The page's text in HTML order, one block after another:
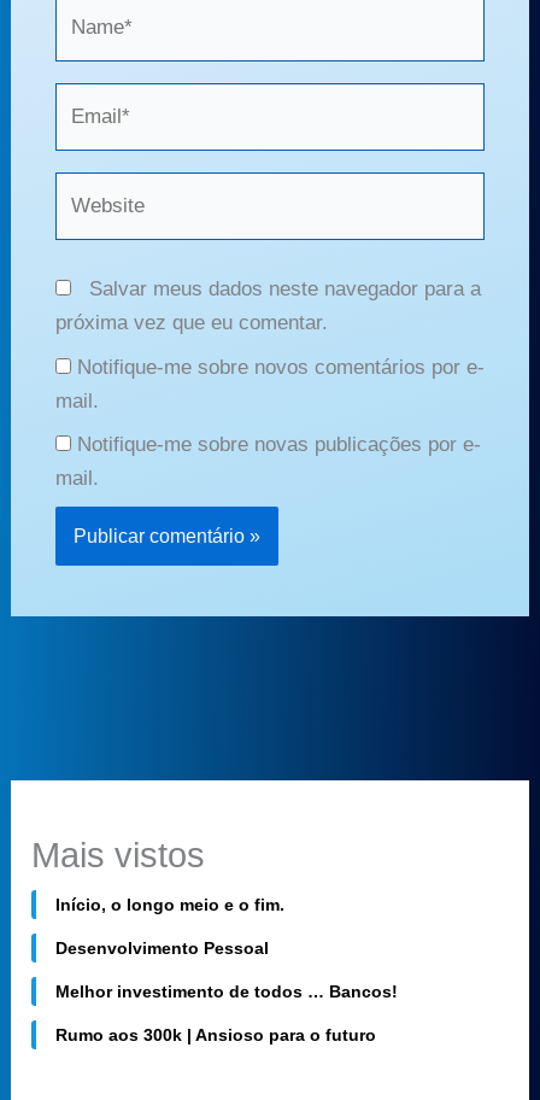
Salvar meus dados neste navegador para a
próxima vez que eu comentar.
Notifique-me sobre novos comentários por e-
mail.
Notifique-me sobre novas publicações por e-
mail.
Mais vistos
Início, o longo meio e o fim.
Desenvolvimento Pessoal
Melhor investimento de todos … Bancos!
Rumo aos 300k | Ansioso para o futuro